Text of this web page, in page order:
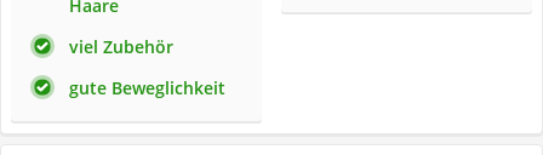
Haare
viel Zubehör
gute Beweglichkeit